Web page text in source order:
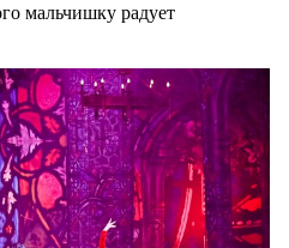
мальчишку радует